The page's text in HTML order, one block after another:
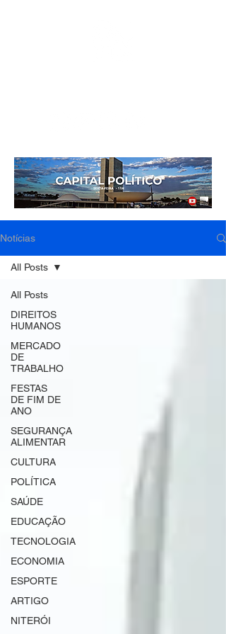
Notícias
All Posts
DIREITOS
HUMANOS
MERCADO
DE
TRABALHO
FESTAS
DE FIM DE
ANO
SEGURANÇA
ALIMENTAR
CULTURA
POLÍTICA
SAÚDE
EDUCAÇÃO
TECNOLOGIA
ECONOMIA
ESPORTE
ARTIGO
NITERÓI
All Posts